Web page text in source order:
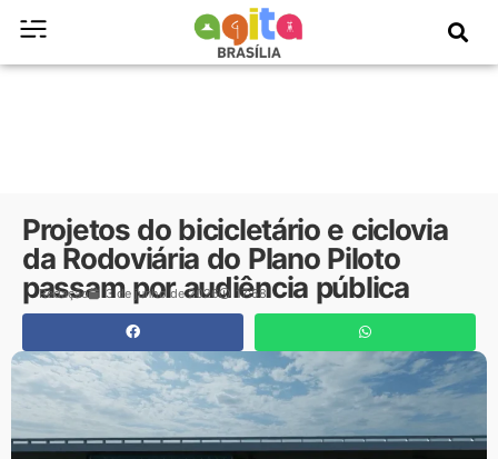
Projetos do bicicletário e ciclovia
da Rodoviária do Plano Piloto
passam por audiência pública
Redação 3 de junho de 2026 17:58